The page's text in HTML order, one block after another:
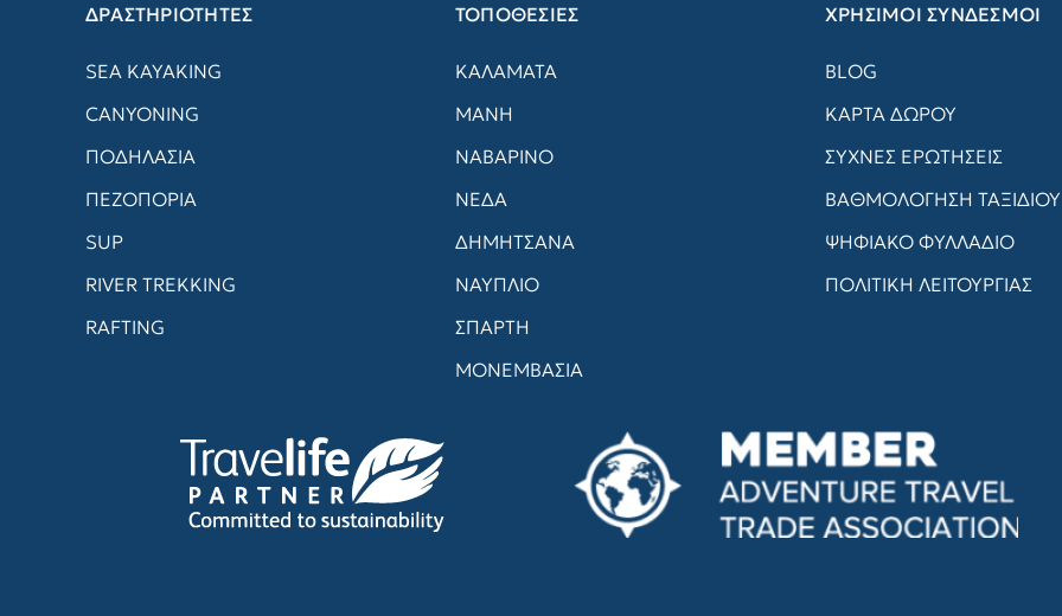
ΔΡΑΣΤΗΡΙΟΤΗΤΕΣ
SEA KAYAKING
CANYONING
ΠΟΔΗΛΑΣΙΑ
ΠΕΖΟΠΟΡΙΑ
SUP
RIVER TREKKING
RAFTING
ΤΟΠΟΘΕΣΙΕΣ
ΚΑΛΑΜΑΤΑ
ΜΑΝΗ
ΝΑΒΑΡΙΝΟ
ΝΕΔΑ
ΔΗΜΗΤΣΑΝΑ
ΝΑΥΠΛΙΟ
ΣΠΑΡΤΗ
ΜΟΝΕΜΒΑΣΙΑ
ΧΡΗΣΙΜΟΙ ΣΥΝΔΕΣΜΟΙ
BLOG
ΚΑΡΤΑ ΔΩΡΟΥ
ΣΥΧΝΈΣ ΕΡΩΤΉΣΕΙΣ
ΒΑΘΜΟΛΟΓΗΣΗ ΤΑΞΙΔΙΟΥ
ΨΗΦΙΑΚΟ ΦΥΛΛΑΔΙΟ
ΠΟΛΙΤΙΚΗ ΛΕΙΤΟΥΡΓΙΑΣ